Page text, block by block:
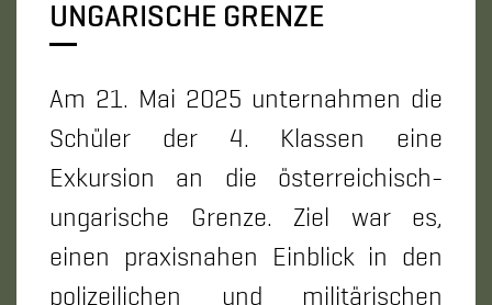
UNGARISCHE GRENZE
Am 21. Mai 2025 unternahmen die
Schüler der 4. Klassen eine
Exkursion an die österreichisch-
ungarische Grenze. Ziel war es,
einen praxisnahen Einblick in den
polizeilichen und militärischen